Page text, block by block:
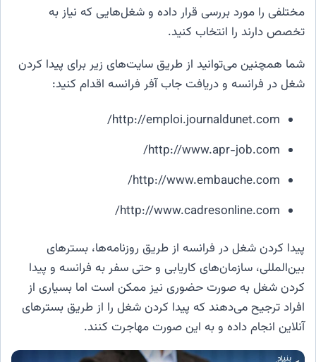
مختلفی را مورد بررسی قرار داده و شغل‌هایی که نیاز به
تخصص دارند را انتخاب کنید.
شما همچنین می‌توانید از طریق سایت‌های زیر برای پیدا کردن
شغل در فرانسه و دریافت جاب آفر فرانسه اقدام کنید:
http://emploi.journaldunet.com/
http://www.apr-job.com/
http://www.embauche.com/
http://www.cadresonline.com/
پیدا کردن شغل در فرانسه از طریق روزنامه‌ها، بسترهای
بین‌المللی، سازمان‌های کاریابی و حتی سفر به فرانسه و پیدا
کردن شغل به صورت حضوری نیز ممکن است اما بسیاری از
افراد ترجیح می‌دهند که پیدا کردن شغل را از طریق بسترهای
آنلاین انجام داده و به این صورت مهاجرت کنند.